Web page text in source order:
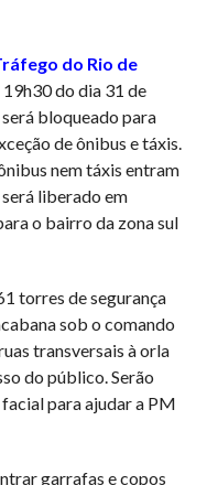
do Rio de
do dia 31 de
bloqueado para
de ônibus e táxis.
nem táxis entram
liberado em
o bairro da zona sul
torres de segurança
sob o comando
transversais à orla
do público. Serão
para ajudar a PM
garrafas e copos